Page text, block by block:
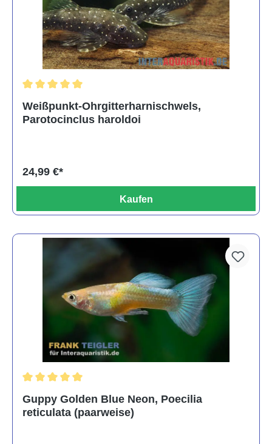
Weißpunkt-Ohrgitterharnischwels,
Parotocinclus haroldoi
24,99 €*
Kaufen
Guppy Golden Blue Neon, Poecilia
reticulata (paarweise)